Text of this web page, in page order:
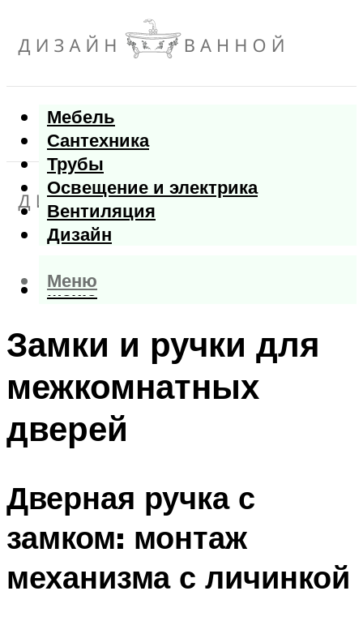
Мебель
Сантехника
Трубы
Освещение и электрика
Вентиляция
Дизайн
Меню
Меню
Замки и ручки для
межкомнатных
дверей
Дверная ручка с
замком: монтаж
механизма с личинкой